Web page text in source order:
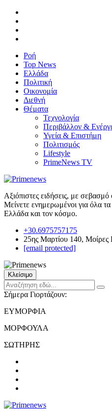
Ροή
Top News
Ελλάδα
Πολιτική
Οικονομία
Διεθνή
Θέματα
Τεχνολογία
Περιβάλλον &
Υγεία & Επιστήμη
Πολιτισμός
Lifestyle
PrimeNews TV
Αξιόπιστες ειδήσεις, με
Μείνετε ενημερωμένοι για όλα
Ελλάδα και τον κόσμο.
+30.6975757175
25ης Μαρτίου 140, Μοίρες
[email protected]
Κλείσιμο
Σήμερα Γιορτάζουν:
ΕΥΜΟΡΦΙΑ
ΜΟΡΦΟΥΛΑ
ΣΩΤΗΡΗΣ